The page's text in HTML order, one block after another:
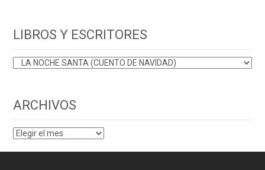
LIBROS Y ESCRITORES
LIBROS
ARCHIVOS
ARCHIVOS